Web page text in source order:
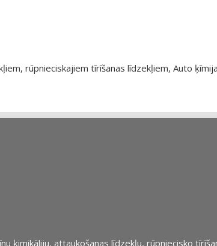
rūpnieciskajiem tīrīšanas līdzekļiem, Auto
ķimikāliju, attaukošanas līdzekļu, rūpniecisko